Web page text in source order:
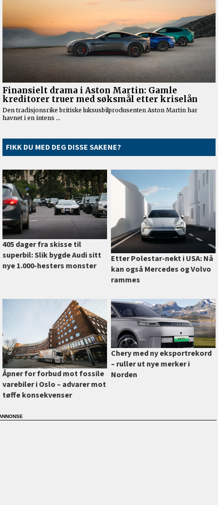
FIKK DU MED DEG DISSE SAKENE?
405 dager fra skisse til
superbil: Slik bygde Audi sitt
nye 1.000-hesters monster
Etter Polestar-nekt i USA: Nå
kan også Mercedes og Volvo
rammes
Åpner for forbud mot fossile
varebiler i Oslo –⁠ advarer mot
tøffe konsekvenser
Chery med ny eksportrekord
–⁠ ruller ut nye merker i
Norden